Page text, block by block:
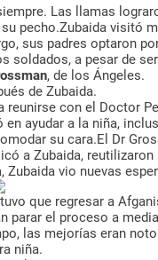
Las llamas
pecho.Zubaida visitó
sus padres optaron
soldados, a pesar de
, de los Ángeles.
con el Doctor
ayudar a la niña,
su cara.El Dr
a Zubaida,
vio nuevas
que regresar a
parar el proceso a
las mejorías eran
niña.